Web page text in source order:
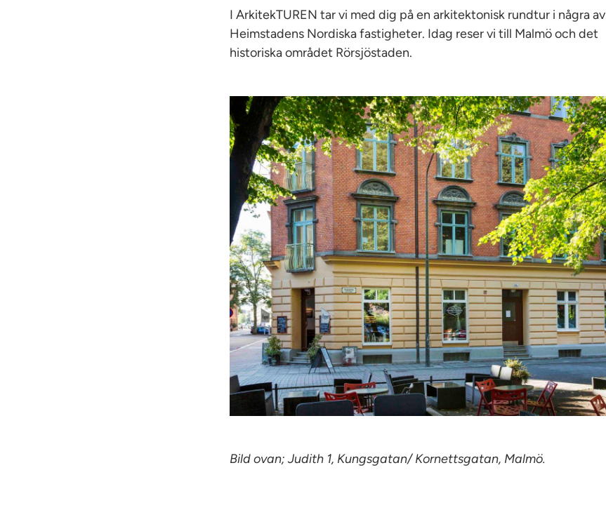
I ArkitekTUREN tar vi med dig på en arkitektonisk rundtur i några av
Heimstadens Nordiska fastigheter. Idag reser vi till Malmö och det
historiska området Rörsjöstaden.
Bild ovan; Judith 1, Kungsgatan/ Kornettsgatan, Malmö.